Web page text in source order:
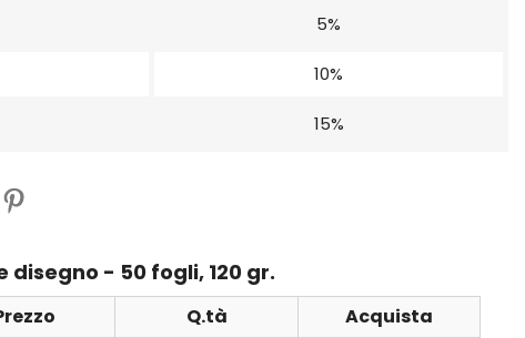
5%
10%
15%
- 50 fogli, 120 gr.
Q.tà
Acquista